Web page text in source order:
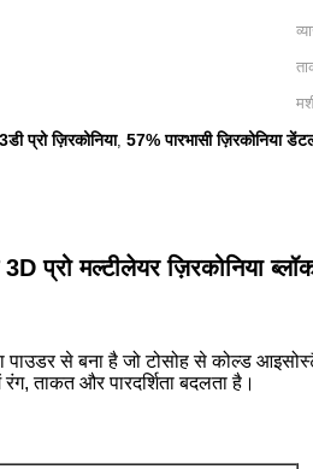
प्रो ज़िरकोनिया, 57% पारभासी ज़िरकोनिया
प्रो मल्टीलेयर ज़िरकोनिया
पाउडर से बना है जो टोसोह से कोल्ड
ताकत और पारदर्शिता बदलता है।